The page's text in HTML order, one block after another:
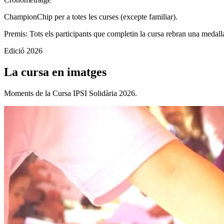
ChampionChip per a totes les curses (excepte familiar).
Premis: Tots els participants que completin la cursa rebran una
Edició 2026
La cursa en imatges
Moments de la Cursa IPSI Solidària 2026.